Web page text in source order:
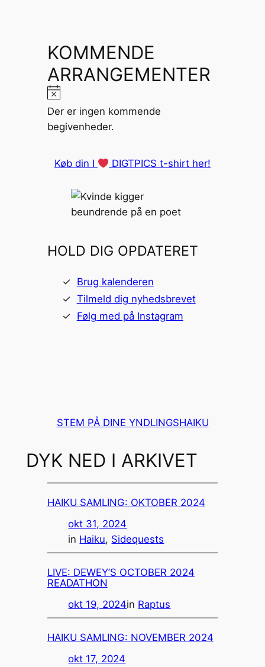
KOMMENDE
ARRANGEMENTER
Notice
Der er ingen kommende
begivenheder.
Køb din I DIGTPICS t-shirt her!
HOLD DIG OPDATERET
Brug kalenderen
Tilmeld dig nyhedsbrevet
Følg med på Instagram
STEM PÅ DINE YNDLINGSHAIKU
DYK NED I ARKIVET
HAIKU SAMLING: OKTOBER 2024
okt 31, 2024
in Haiku, Sidequests
LIVE: DEWEY’S OCTOBER 2024
READATHON
okt 19, 2024in Raptus
HAIKU SAMLING: NOVEMBER 2024
okt 17, 2024